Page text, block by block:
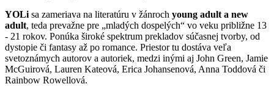
YOLi sa zameriava na literatúru v žánroch young adult a new
adult, teda prevažne pre „mladých dospelých“ vo veku približne 13
- 21 rokov. Ponúka široké spektrum prekladov súčasnej tvorby, od
dystopie či fantasy až po romance. Priestor tu dostáva veľa
svetoznámych autorov a autoriek, medzi inými aj John Green, Jamie
McGuirová, Lauren Kateová, Erica Johansenová, Anna Toddová či
Rainbow Rowellová.